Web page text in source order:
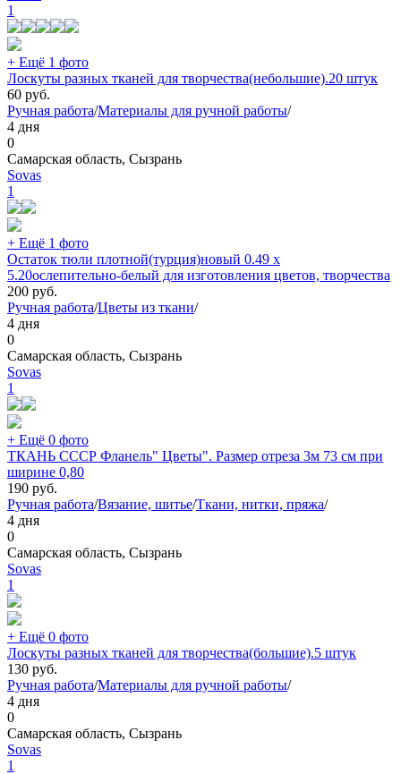
1
+ Ещё 1 фото
Лоскуты разных тканей для творчества(небольшие).20 штук
60 руб.
Ручная работа/Материалы для ручной работы/
4 дня
0
Самарская область, Сызрань
Sovas
1
+ Ещё 1 фото
Остаток тюли плотной(турция)новый 0.49 х
5.20ослепительно-белый для изготовления цветов, творчества
200 руб.
Ручная работа/Цветы из ткани/
4 дня
0
Самарская область, Сызрань
Sovas
1
+ Ещё 0 фото
ТКАНЬ СССР Фланель" Цветы". Размер отреза 3м 73 см при
ширине 0,80
190 руб.
Ручная работа/Вязание, шитье/Ткани, нитки, пряжа/
4 дня
0
Самарская область, Сызрань
Sovas
1
+ Ещё 0 фото
Лоскуты разных тканей для творчества(большие).5 штук
130 руб.
Ручная работа/Материалы для ручной работы/
4 дня
0
Самарская область, Сызрань
Sovas
1